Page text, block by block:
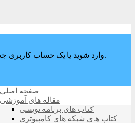
وارد شوید یا یک حساب کاربری جدید ایجاد کنید.
صفحه اصلی
مقاله های آموزشی
کتاب های برنامه نویسی
کتاب های شبکه های کامپیوتری